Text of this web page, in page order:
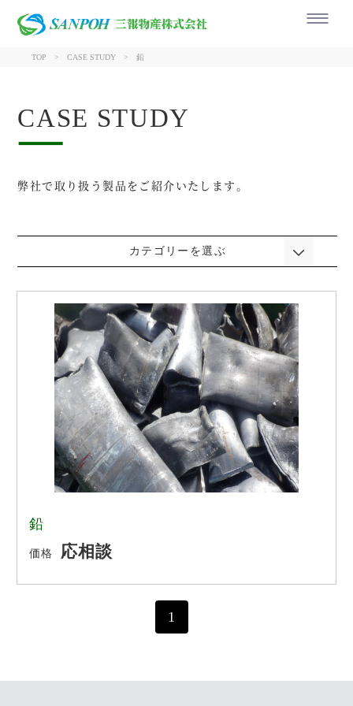
TOP CASE STUDY 鉛
CASE STUDY
弊社で取り扱う製品をご紹介いたします。
カテゴリーを選ぶ
銅
アルミ
ステンレス
その他
鉛
価格 応相談
1